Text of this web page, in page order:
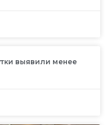
выявили менее